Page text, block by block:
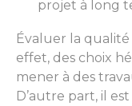
projet à long
Évaluer la
effet, des choix
mener à des
D’autre part, il